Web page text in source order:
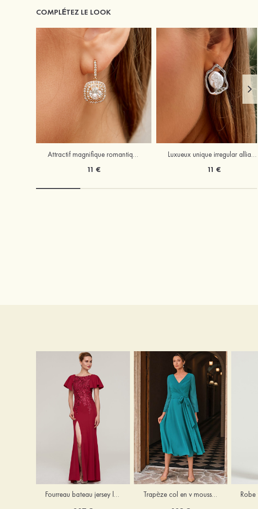
COMPLÉTEZ LE LOOK
Attractif magnifique romantique argent s925 zircon boucles d'oreilles
11 €
Luxueux unique irregular alliage boucles d'oreilles avec perles d'imitation
11 €
Fourreau bateau jersey longueur ras du sol robe de mère de la mariée avec appliqué fendue Trapèze col en v mousseline longueur mollet robe de mère de la mariée avec plissé ceintures